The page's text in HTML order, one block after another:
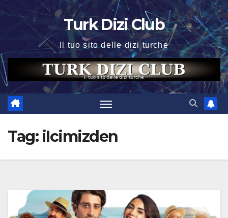
Turk Dizi Club
Il tuo sito delle dizi turche
Tag: iIcimizden